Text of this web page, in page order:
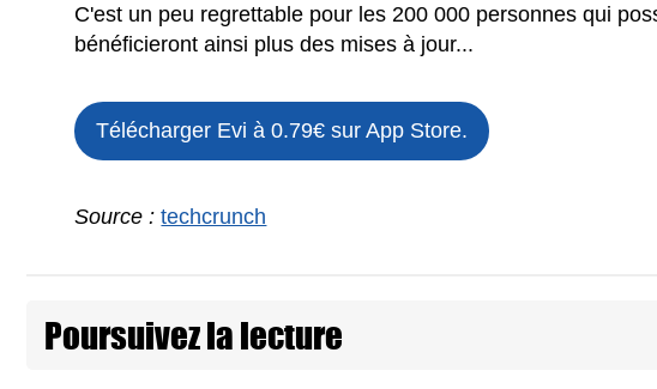
C'est un peu regrettable pour les 200 000 personnes qui
bénéficieront ainsi plus des mises à jour...
Télécharger Evi à 0.79€ sur App Store.
Source : techcrunch
Poursuivez la lecture